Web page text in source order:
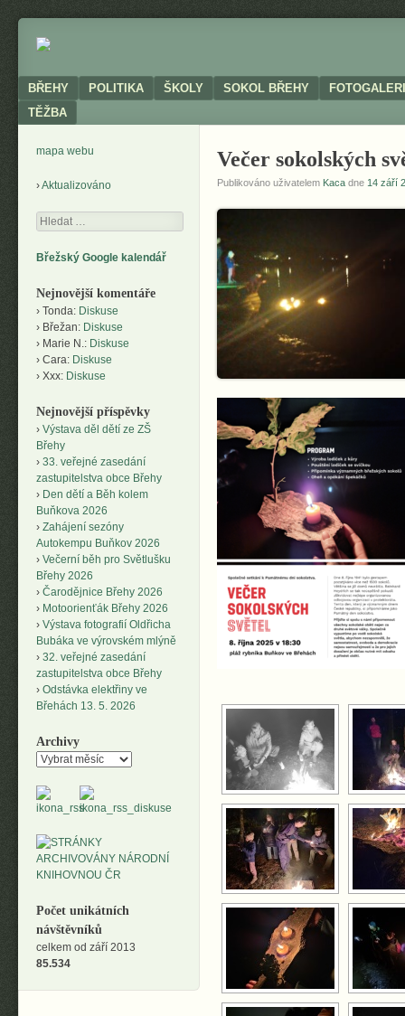
BŘEHY
Neoficiální
obce
Menu
SKIP TO CONTENT
BŘEHY POLITIKA ŠKOLY SOKOL BŘEHY
TĚŽBA
Večer sokolských
Publikováno uživatelem Kaca dne 14 září
mapa webu
Aktualizováno
Hledání
Břežský Google kalendář
Nejnovější komentáře
Tonda: Diskuse
Břežan: Diskuse
Marie N.: Diskuse
Cara: Diskuse
Xxx: Diskuse
Nejnovější příspěvky
Výstava děl dětí ze ZŠ
Břehy
33. veřejné zasedání
zastupitelstva obce Břehy
Den dětí a Běh kolem
Buňkova 2026
Zahájení sezóny
Autokempu Buňkov 2026
Večerní běh pro Světlušku
Břehy 2026
Čarodějnice Břehy 2026
Motoorienťák Břehy 2026
Výstava fotografií Oldřicha
Bubáka ve výrovském mlýně
32. veřejné zasedání
zastupitelstva obce Břehy
Odstávka elektřiny ve
Břehách 13. 5. 2026
Archivy
Archivy
Počet unikátních
návštěvníků
celkem od září 2013
85.534